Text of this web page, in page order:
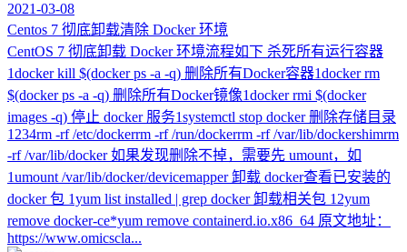
2021-03-08
Centos 7 彻底卸载清除 Docker 环境
CentOS 7 彻底卸载 Docker 环境流程如下 杀死所有运行容器
1docker kill $(docker ps -a -q) 删除所有Docker容器1docker rm
$(docker ps -a -q) 删除所有Docker镜像1docker rmi $(docker
images -q) 停止 docker 服务1systemctl stop docker 删除存储目录
1234rm -rf /etc/dockerrm -rf /run/dockerrm -rf /var/lib/dockershimrm
-rf /var/lib/docker 如果发现删除不掉，需要先 umount，如
1umount /var/lib/docker/devicemapper 卸载 docker查看已安装的
docker 包 1yum list installed | grep docker 卸载相关包 12yum
remove docker-ce*yum remove containerd.io.x86_64 原文地址：
https://www.omicscla...